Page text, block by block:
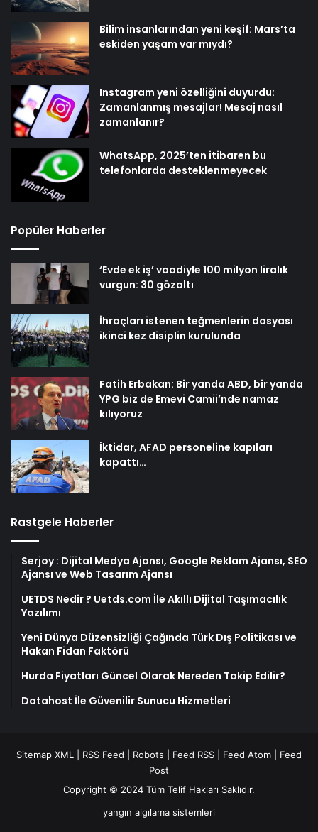
Bilim insanlarından yeni keşif: Mars’ta
eskiden yaşam var mıydı?
Instagram yeni özelliğini duyurdu:
Zamanlanmış mesajlar! Mesaj nasıl
zamanlanır?
WhatsApp, 2025’ten itibaren bu
telefonlarda desteklenmeyecek
Popüler Haberler
‘Evde ek iş’ vaadiyle 100 milyon liralık
vurgun: 30 gözaltı
İhraçları istenen teğmenlerin dosyası
ikinci kez disiplin kurulunda
Fatih Erbakan: Bir yanda ABD, bir yanda
YPG biz de Emevi Camii’nde namaz
kılıyoruz
İktidar, AFAD personeline kapıları
kapattı…
Rastgele Haberler
Serjoy : Dijital Medya Ajansı, Google Reklam Ajansı, SEO
Ajansı ve Web Tasarım Ajansı
UETDS Nedir ? Uetds.com İle Akıllı Dijital Taşımacılık
Yazılımı
Yeni Dünya Düzensizliği Çağında Türk Dış Politikası ve
Hakan Fidan Faktörü
Hurda Fiyatları Güncel Olarak Nereden Takip Edilir?
Datahost İle Güvenilir Sunucu Hizmetleri
Sitemap XML RSS Feed Robots Feed RSS Feed Atom
Feed
Post
Copyright © 2024 Tüm Telif Hakları Saklıdır.
yangın algılama sistemleri